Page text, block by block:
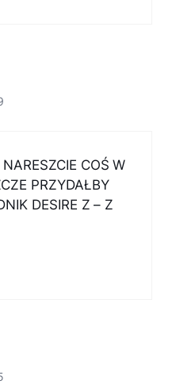
COŚ W
PRZYDAŁBY
DESIRE Z – Z